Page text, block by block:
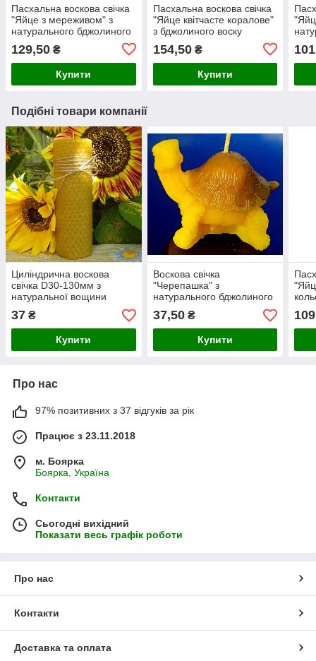
Пасхальна воскова свічка
"Яйце з мереживом" з
натурального бджолиного
129,50 ₴
Купити
Пасхальна воскова свічка
"Яйце квітчасте коралове"
з бджолиного воску
154,50₴
Купити
Подібні товари компанії
Циліндрична воскова
свічка D30-130мм з
натуральної вощини
(натуральний бджолиний
віск)
37 ₴
Купити
Воскова свічка
"Черепашка" з
натурального бджолиного
воску
37,50₴
Купити
109
Про нас
97% позитивних з 37 відгуків за рік
Працює з 23.11.2018
м. Боярка
Боярка, Україна
Контакти
Сьогодні вихідний
Показати весь графік роботи
Про нас
Контакти
Доставка та оплата